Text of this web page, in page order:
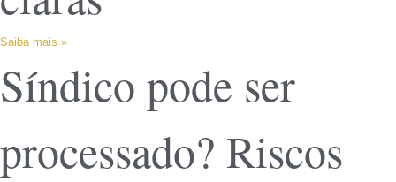
Saiba mais »
Síndico pode ser
processado? Riscos